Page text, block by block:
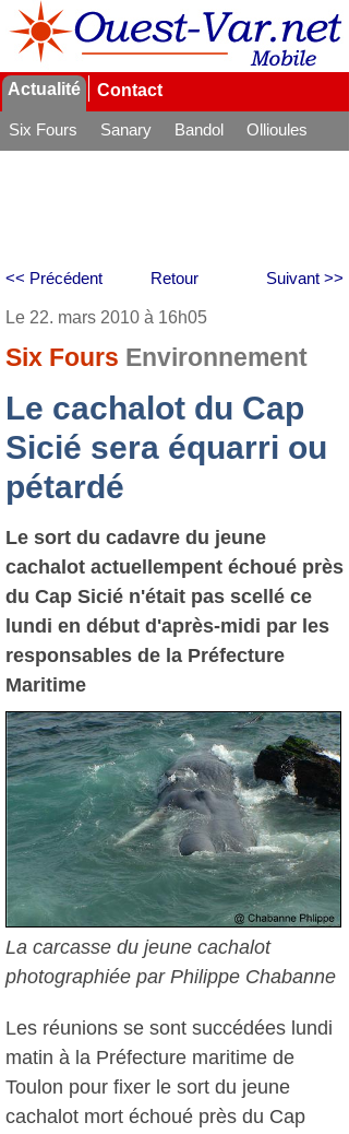
Actualité Contact
Six Fours Sanary Bandol
Ollioules
Retour
<< Précédent Suivant >>
Le 22. mars 2010 à 16h05
Six Fours Environnement
Le cachalot du Cap
Sicié sera équarri ou
pétardé
Le sort du cadavre du jeune
cachalot actuellempent échoué près
du Cap Sicié n'était pas scellé ce
lundi en début d'après-midi par les
responsables de la Préfecture
Maritime
La carcasse du jeune cachalot
photographiée par Philippe Chabanne
Les réunions se sont succédées lundi
matin à la Préfecture maritime de
Toulon pour fixer le sort du jeune
cachalot mort échoué près du Cap